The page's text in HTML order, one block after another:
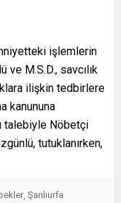
işlemlerin
M.S.D., savcılık
ilişkin tedbirlere
kanununa
talebiyle Nöbetçi
tutuklanırken,
Şanlıurfa